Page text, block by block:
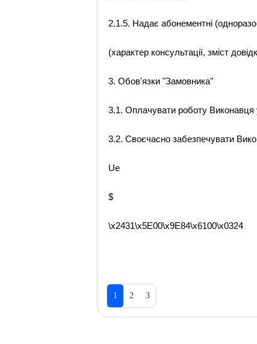
2.1.5. Надає абонементні
(характер консультації, зміст
3. Обов'язки "Замовника"
3.1. Оплачувати роботу Виконавця
3.2. Своєчасно забезпечувати
Ue
$
\x2431\x5E00\x9E84\x6100\x0324
1 2 3